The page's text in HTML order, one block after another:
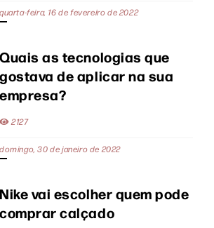
quarta-feira, 16 de fevereiro de 2022
Quais as tecnologias que
gostava de aplicar na sua
empresa?
2127
domingo, 30 de janeiro de 2022
Nike vai escolher quem pode
comprar calçado